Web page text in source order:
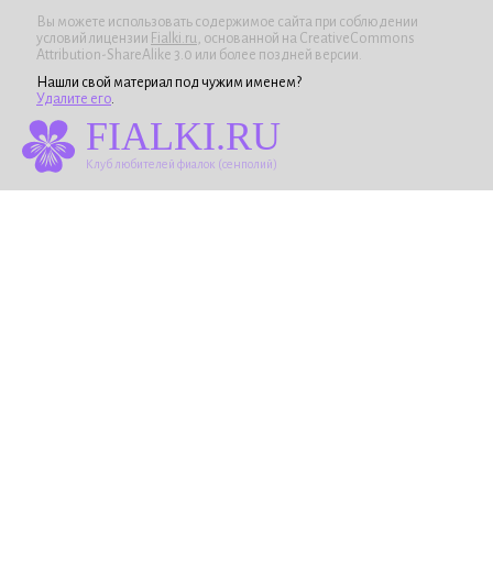
Вы можете использовать содержимое сайта при соблюдении
условий лицензии Fialki.ru , основанной на CreativeCommons
Attribution-ShareAlike 3.0 или более поздней версии.
Нашли свой материал под чужим именем?
Удалите его
FIALKI.RU
Клуб любителей фиалок (сенполий)